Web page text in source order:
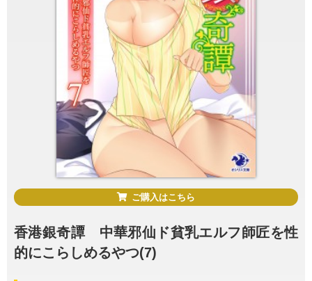
ご購入はこちら
香港銀奇譚 中華邪仙ド貧乳エルフ師匠を性
的にこらしめるやつ(7)